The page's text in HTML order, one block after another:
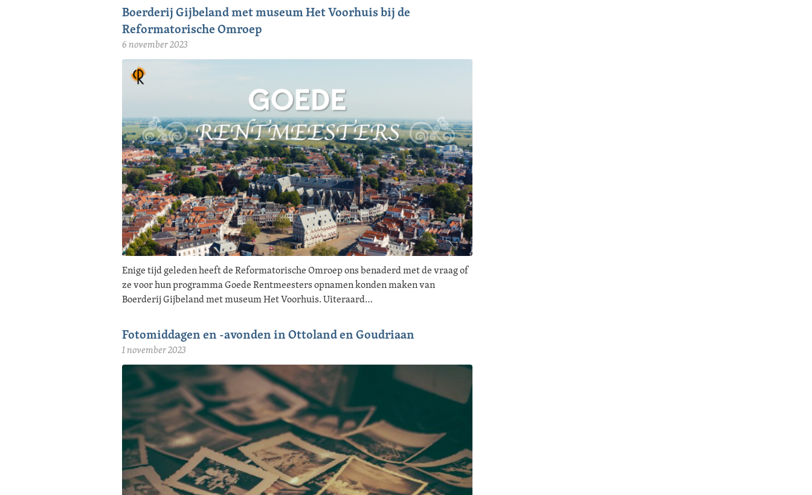
Boerderij Gijbeland met museum Het Voorhuis bij de
Reformatorische Omroep
6 november 2023
Enige tijd geleden heeft de Reformatorische Omroep ons benaderd met de vraag of
ze voor hun programma Goede Rentmeesters opnamen konden maken van
Boerderij Gijbeland met museum Het Voorhuis. Uiteraard…
Fotomiddagen en -avonden in Ottoland en Goudriaan
1 november 2023